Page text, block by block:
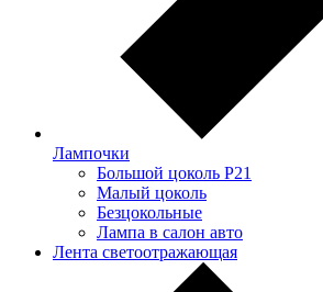
Лампочки
Большой цоколь P21
Малый цоколь
Безцокольные
Лампа в салон авто
Лента светоотражающая